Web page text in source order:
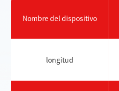
Nombre del dispositivo
longitud